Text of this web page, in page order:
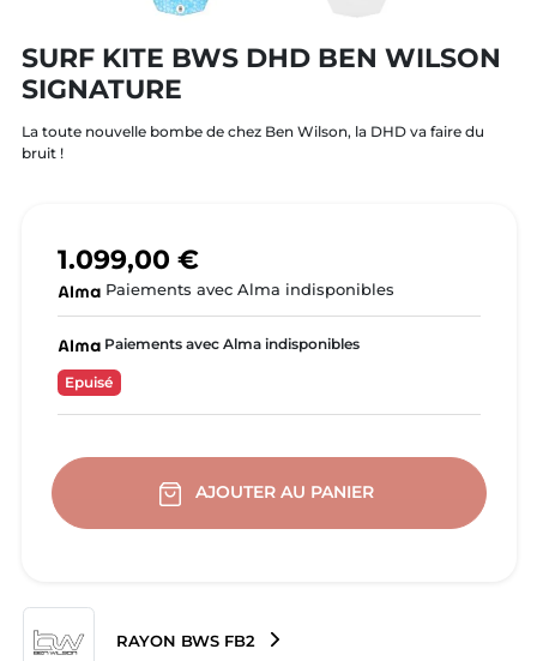
SURF KITE BWS DHD BEN WILSON
SIGNATURE
La toute nouvelle bombe de chez Ben Wilson, la DHD va faire du
bruit !
1.099,00 €
Paiements avec Alma indisponibles
Paiements avec Alma indisponibles
Epuisé
AJOUTER AU PANIER
RAYON BWS FB2